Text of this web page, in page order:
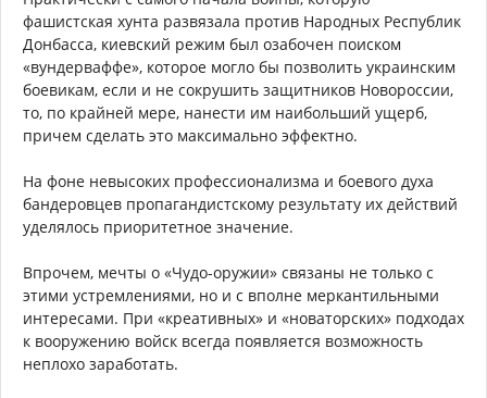
фашистская хунта развязала против Народных Республик
Донбасса, киевский режим был озабочен поиском
«вундерваффе», которое могло бы позволить украинским
боевикам, если и не сокрушить защитников Новороссии,
то, по крайней мере, нанести им наибольший ущерб,
причем сделать это максимально эффектно.
На фоне невысоких профессионализма и боевого духа
бандеровцев пропагандистскому результату их действий
уделялось приоритетное значение.
Впрочем, мечты о «Чудо-оружии» связаны не только с
этими устремлениями, но и с вполне меркантильными
интересами. При «креативных» и «новаторских» подходах
к вооружению войск всегда появляется возможность
неплохо заработать.